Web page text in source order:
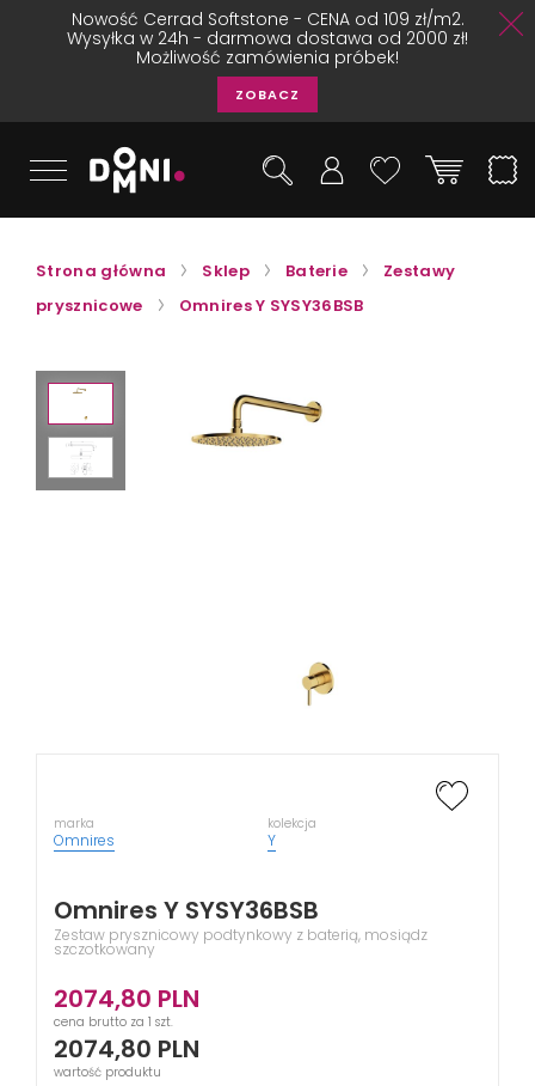
Nowość Cerrad Softstone - CENA od 109 zł/m2.
Wysyłka w 24h - darmowa dostawa od 2000 zł!
Możliwość zamówienia próbek!
ZOBACZ
Strona główna Sklep Baterie
Zestawy
prysznicowe
Omnires Y SYSY36BSB
marka
Omnires
kolekcja
Y
Omnires Y SYSY36BSB
Zestaw prysznicowy podtynkowy z baterią, mosiądz
szczotkowany
2074,80 PLN
cena brutto za 1 szt.
2074,80 PLN
wartość produktu